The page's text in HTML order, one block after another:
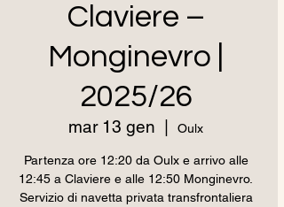
Claviere –
Monginevro |
2025/26
mar 13 gen Oulx
Partenza ore 12:20 da Oulx e arrivo alle
12:45 a Claviere e alle 12:50 Monginevro.
Servizio di navetta privata transfrontaliera